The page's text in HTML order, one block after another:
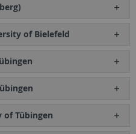
of Bielefeld
of Tübingen